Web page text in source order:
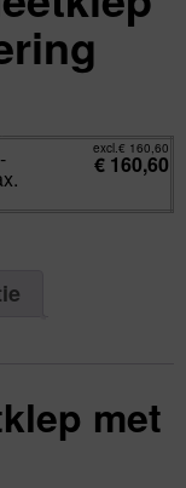
excl.€ 160,60
€ 160,60
met